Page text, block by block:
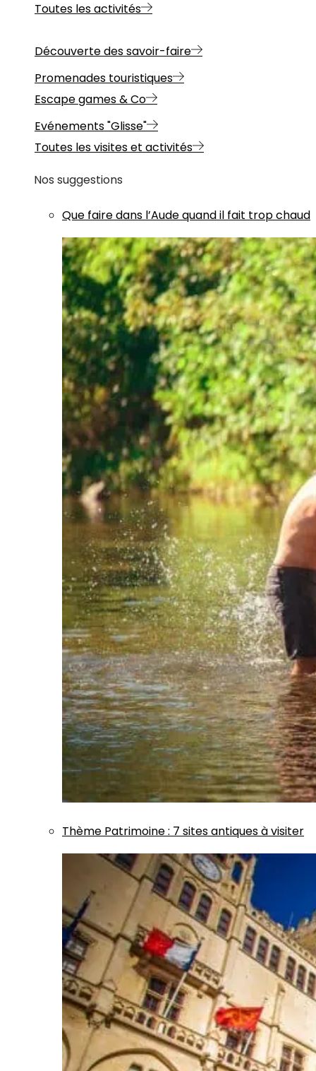
Toutes les activités
Découverte des savoir-faire
Promenades touristiques
Escape games & Co
Evénements "Glisse"
Toutes les visites et activités
Nos suggestions
Que faire dans l’Aude quand il fait trop chaud
Thème Patrimoine: 7 sites antiques à visiter